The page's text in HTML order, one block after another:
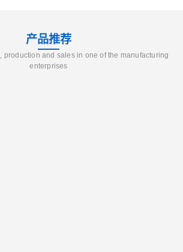
产品推荐
production and sales in one of the manufacturing
enterprises